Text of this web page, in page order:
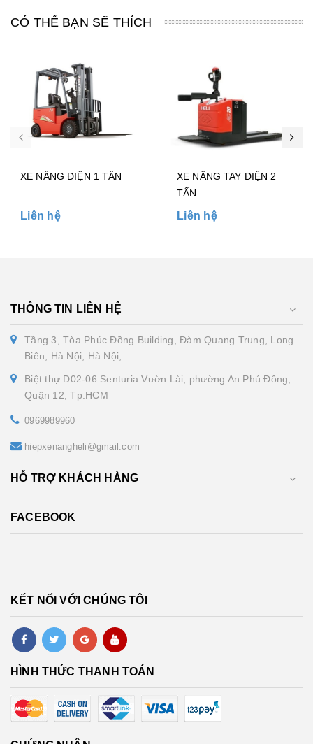
CÓ THỂ BẠN SẼ THÍCH
XE NÂNG ĐIỆN 1 TẤN
Liên hệ
XE NÂNG TAY ĐIỆN 2
TẤN
Liên hệ
THÔNG TIN LIÊN HỆ
Tầng 3, Tòa Phúc Đồng Building, Đàm Quang Trung, Long
Biên, Hà Nội, Hà Nội,
Biệt thự D02-06 Senturia Vườn Lài, phường An Phú Đông,
Quận 12, Tp.HCM
0969989960
hiepxenangheli@gmail.com
HỖ TRỢ KHÁCH HÀNG
FACEBOOK
KẾT NỐI VỚI CHÚNG TÔI
HÌNH THỨC THANH TOÁN